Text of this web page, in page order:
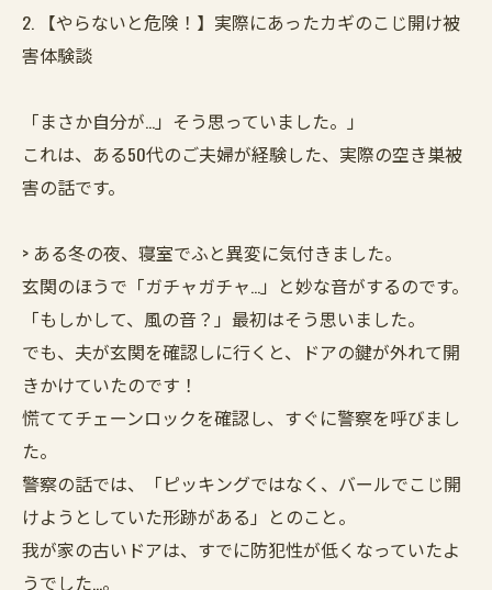
2. 【やらないと危険！】実際にあったカギのこじ開け被
害体験談
「まさか自分が…」そう思っていました。」
これは、ある50代のご夫婦が経験した、実際の空き巣被
害の話です。
> ある冬の夜、寝室でふと異変に気付きました。
玄関のほうで「ガチャガチャ…」と妙な音がするのです。
「もしかして、風の音？」最初はそう思いました。
でも、夫が玄関を確認しに行くと、ドアの鍵が外れて開
きかけていたのです！
慌ててチェーンロックを確認し、すぐに警察を呼びまし
た。
警察の話では、「ピッキングではなく、バールでこじ開
けようとしていた形跡がある」とのこと。
我が家の古いドアは、すでに防犯性が低くなっていたよ
うでした…。